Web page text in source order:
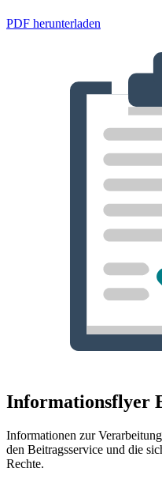
PDF herunterladen
Informationsflyer
Informationen zur
den Beitragsservice und die
Rechte.